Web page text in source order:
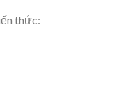
thức: